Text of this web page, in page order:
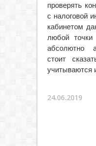
проверять
с налоговой
кабинетом
любой
абсолютно
стоит
учитываются
24.06.2019